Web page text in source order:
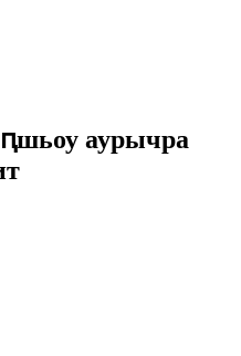
аурычра